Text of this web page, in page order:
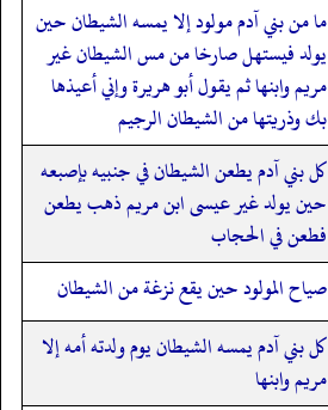
ما من بني آدم مولود إلا يمسه الشيطان حين
يولد فيستهل صارخا من مس الشيطان غير
مريم وابنها ثم يقول أبو هريرة وإني أعيذها
بك وذريتها من الشيطان الرجيم
كل بني آدم يطعن الشيطان في جنبيه بإصبعه
حين يولد غير عيسى ابن مريم ذهب يطعن
فطعن في الحجاب
صياح المولود حين يقع نزغة من الشيطان
كل بني آدم يمسه الشيطان يوم ولدته أمه إلا
مريم وابنها